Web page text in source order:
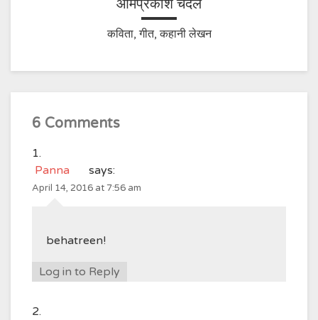
ओमप्रकाश चंदेल
कविता, गीत, कहानी लेखन
6 Comments
Panna says:
April 14, 2016 at 7:56 am
behatreen!
Log in to Reply